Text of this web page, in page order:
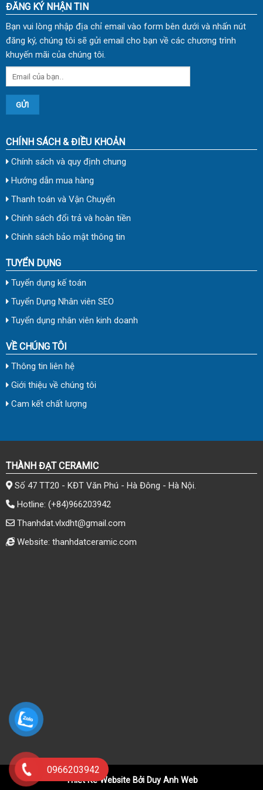
ĐĂNG KÝ NHẬN TIN
Bạn vui lòng nhập địa chỉ email vào form bên dưới và nhấn nút
đăng ký, chúng tôi sẽ gửi email cho bạn về các chương trình
khuyến mãi của chúng tôi.
CHÍNH SÁCH & ĐIỀU KHOẢN
Chính sách và quy định chung
Hướng dẫn mua hàng
Thanh toán và Vận Chuyển
Chính sách đổi trả và hoàn tiền
Chính sách bảo mật thông tin
TUYỂN DỤNG
Tuyển dụng kế toán
Tuyển Dụng Nhân viên SEO
Tuyển dụng nhân viên kinh doanh
VỀ CHÚNG TÔI
Thông tin liên hệ
Giới thiệu về chúng tôi
Cam kết chất lượng
THÀNH ĐẠT CERAMIC
Số 47 TT20 - KĐT Văn Phú - Hà Đông - Hà Nội.
Hotline: (+84)966203942
Thanhdat.vlxdht@gmail.com
Website: thanhdatceramic.com
0966203942
Thiết Kế Website Bởi Duy Anh Web